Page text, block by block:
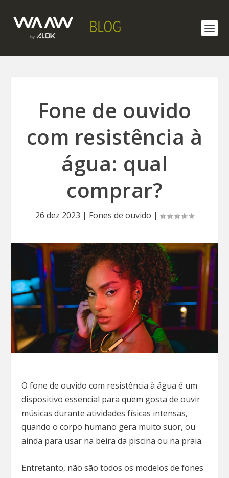
Fone de ouvido
com resistência à
água: qual
comprar?
26 dez 2023 | Fones de ouvido |
O fone de ouvido com resistência à água é um
dispositivo essencial para quem gosta de ouvir
músicas durante atividades físicas intensas,
quando o corpo humano gera muito suor, ou
ainda para usar na beira da piscina ou na praia.
Entretanto, não são todos os modelos de fones